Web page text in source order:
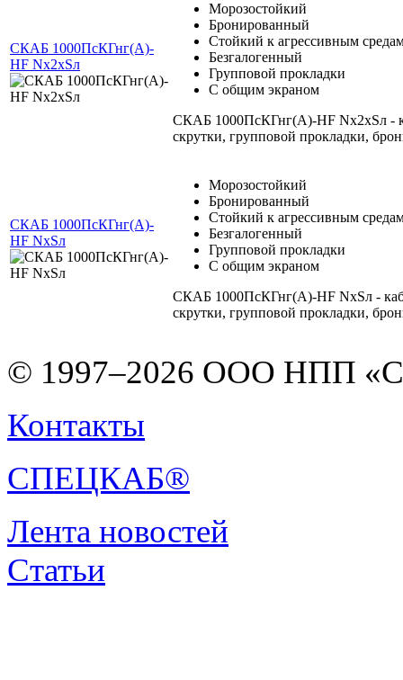
СКАБ 1000ПсКГнг(А)-
HF Nx2xSл
Морозостойкий
Бронированный
Стойкий к агрессивным
Безгалогенный
Групповой прокладки
С общим экраном
СКАБ 1000ПсКГнг(А)-HF Nx2xSл -
скрутки, групповой прокладки,
СКАБ 1000ПсКГнг(А)-
HF NxSл
Морозостойкий
Бронированный
Стойкий к агрессивным
Безгалогенный
Групповой прокладки
С общим экраном
СКАБ 1000ПсКГнг(А)-HF NxSл -
скрутки, групповой прокладки,
© 1997–2026 ООО НПП
Контакты
СПЕЦКАБ®
Лента новостей
Статьи